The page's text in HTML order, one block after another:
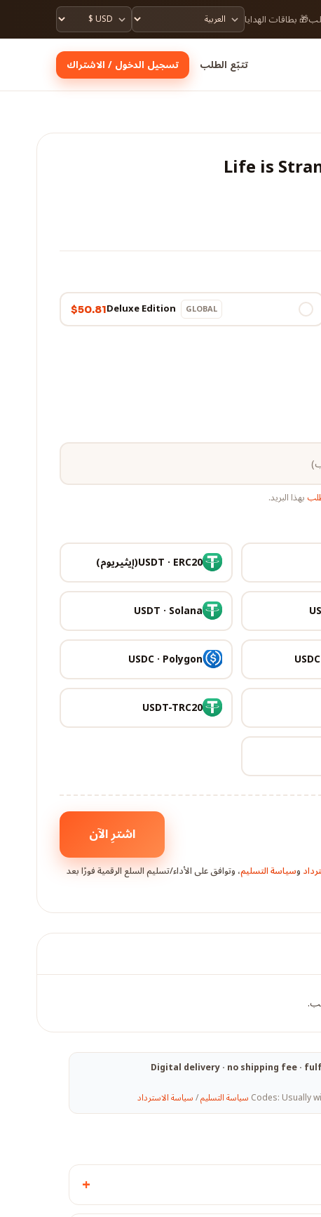
🎁 بطاقات الهدايا
تتبّع الطلب تسجيل الدخول / الاشتراك
Life is
Deluxe Edition GLOBAL
$50.81
بهذا البريد.
USDT · ERC20(إيثيريوم)
USDT · Solana
USDC · Polygon
USDT-TRC20
اشترِ الآن
وسياسة التسليم، وتوافق على الأداء/تسليم السلع الرقمية فورًا بعد
Digital delivery · no shipping fee ·
Codes: Usually سياسة التسليم/سياسة الاسترداد
+